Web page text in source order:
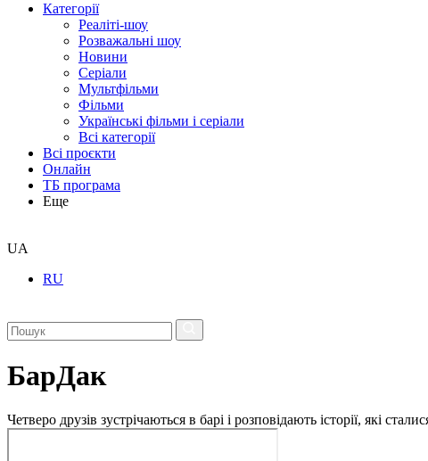
Категорії
Реаліті-шоу
Розважальні шоу
Новини
Серіали
Мультфільми
Фільми
Українські фільми і серіали
Всі категорії
Всі проєкти
Онлайн
ТБ програма
Еще
UA
RU
БарДак
Четверо друзів зустрічаються в барі і розповідають історії, які